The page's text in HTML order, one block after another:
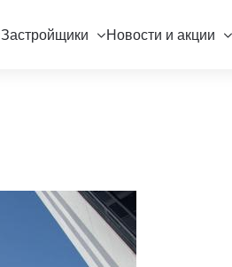
Застройщики Новости и акции